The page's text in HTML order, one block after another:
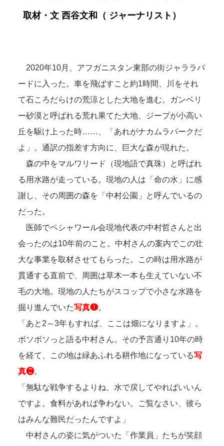
取材・文 西谷文和（ ジャーナリスト）
2020年10月、アフガニスタン東部の街ジャララバ
ードに入った。車を飛ばすこと約1時間、川をそれ
て石ころだらけの荒涼とした大地を進む。ガンベリ
ー砂漠と呼ばれる荒れ果てた大地、ジープが小高い
丘を駆け上った時……、「あれがナカムラパークだ
よ」。通訳の指差す方向に、巨大な森が現れた。
森の中をマルワリード（現地語で真珠）と呼ばれ
る用水路が走っている。現地の人は「命の水」に感
謝し、その周囲の森を「中村公園」と呼んでいるの
だった。
医師でペシャワール会現地代表の中村哲さんと出
会ったのは10年前のこと。中村さんの案内でこの壮
大な事業を取材させてもらった。この時は用水路が
貫通する直前で、周囲は草木一本も生えていない不
毛の大地。現地の人たちがスコップで小さな水路を
掘り進んでいた写真❶。
「あと2～3年もすれば、ここは畑になりますよ」。
ボソボソっと語る中村さん。その予言通り10年の時
を経て、この地は緑あふれる耕作地になっている写
真❷。
「無駄な戦争するよりね、水で戻してやればいいん
ですよ。食料があれば争わない。ご覧なさい、彼ら
はみんな難民だったんですよ」
中村さんの姿に気がついた「作業員」たちが笑顔